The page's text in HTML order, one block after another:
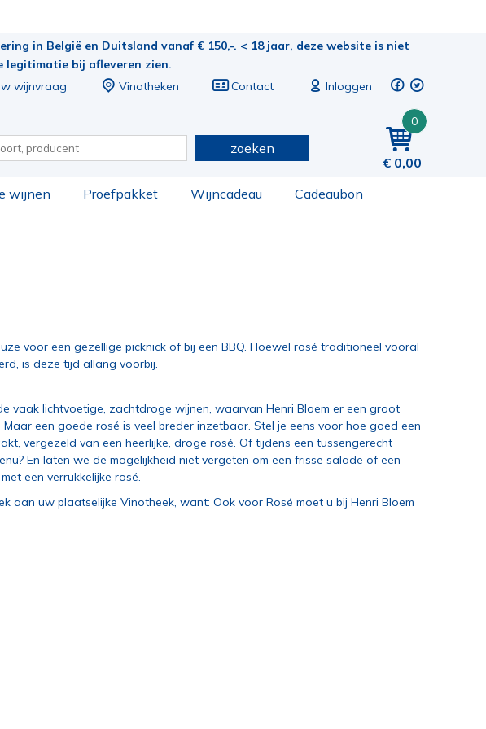
in België en Duitsland vanaf € 150,-. < 18 jaar, deze website is niet
legitimatie bij afleveren zien.
wijnvraag
Vinotheken Contact Inloggen
0
0,00
zoeken
wijnen Proefpakket Wijncadeau Cadeaubon
voor een gezellige picknick of bij een BBQ. Hoewel rosé traditioneel vooral
is deze tijd allang voorbij.
vaak lichtvoetige, zachtdroge wijnen, waarvan Henri Bloem er een groot
een goede rosé is veel breder inzetbaar. Stel je eens voor hoe goed een
vergezeld van een heerlijke, droge rosé. Of tijdens een tussengerecht
En laten we de mogelijkheid niet vergeten om een frisse salade of een
een verrukkelijke rosé.
aan uw plaatselijke Vinotheek, want: Ook voor Rosé moet u bij Henri Bloem